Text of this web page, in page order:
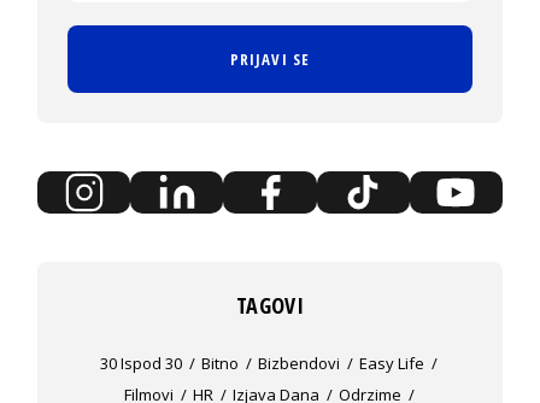
PRIJAVI SE
TAGOVI
30 Ispod 30 Bitno Bizbendovi
Easy Life
Filmovi
HR Izjava Dana
Odrzime